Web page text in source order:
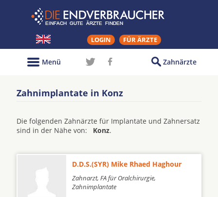
LOGIN FÜR ÄRZTE
Zahnärzte
Menü
Zahnimplantate in Konz
Die folgenden Zahnärzte für Implantate und Zahnersatz
sind in der Nähe von: Konz.
D.D.S.(SYR) Mike Rhaed Haghour
Zahnarzt, FA für Oralchirurgie,
Zahnimplantate